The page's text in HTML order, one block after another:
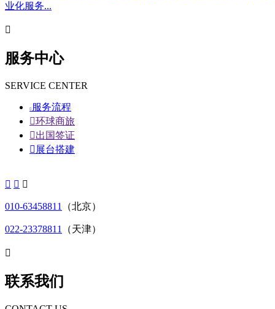
业化服务...

服务中心
SERVICE CENTER
 服务流程
环球商旅
出国签证
 展台搭建
  
010-63458811 （北京）
022-23378811 （天津）

联系我们